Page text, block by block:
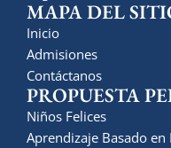
MAPA DEL
Inicio
Admisiones
Contáctanos
PROPUESTA
Niños Felices
Aprendizaje Basado en